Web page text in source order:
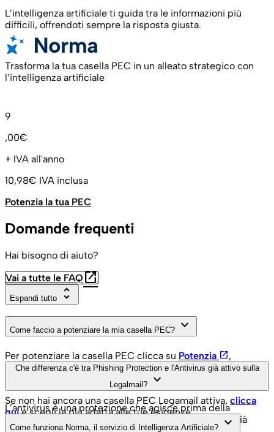
L’intelligenza artificiale ti guida tra le informazioni più
difficili, offrendoti sempre la risposta giusta.
Trasforma la tua casella PEC in un alleato strategico con
l’intelligenza artificiale
9
,00€
+ IVA all'anno
10,98€ IVA inclusa
Potenzia la tua PEC
Domande frequenti
Hai bisogno di aiuto?
Vai a tutte le FAQ open_in_new
Espandi tutto unfold_more
Come faccio a potenziare la mia casella PEC? keyboard_arrow_down
Per potenziare la casella PEC clicca su Potenzia open_in_new,
inserisci le credenziali della Legalmail e aggiungi i servizi
Se non hai ancora una casella PEC Legamail attiva, clicca
quie scegli la più adatta alle tue esigenze.
Che differenza c'è tra Phishing Protection e l'Antivirus già attivo sulla
Legalmail?
keyboard_arrow_down
L’antivirus è una protezione che agisce prima della
ricezione del messaggio PEC. Questa protezione è già
Come funziona Norma, il servizio di Intelligenza Artificiale? keyboard_arrow_down